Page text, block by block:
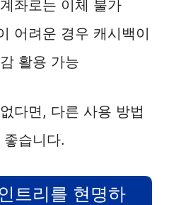
좌로는 이체 불가
어려운 경우 캐시백이
활용 가능
다면, 다른 사용 방법
습니다.
트리를 현명하